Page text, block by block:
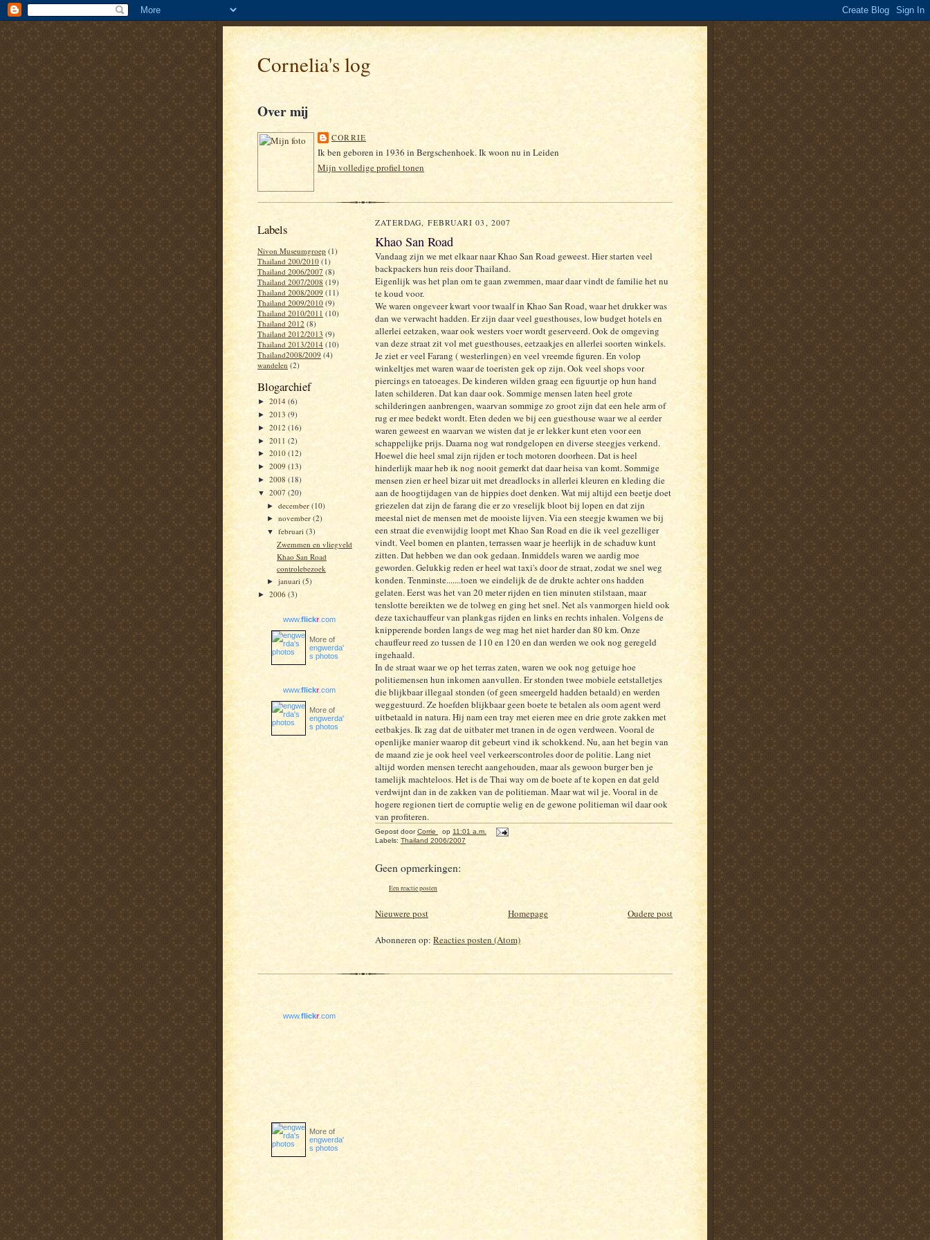
Cornelia's log
Over mij
CORRIE
Ik ben geboren in 1936 in Bergschenhoek. Ik woon nu in Leiden
Mijn volledige profiel tonen
Labels
Nivon Museumgroep (1)
Thailand 200/2010 (1)
Thailand 2006/2007 (8)
Thailand 2007/2008 (19)
Thailand 2008/2009 (11)
Thailand 2009/2010 (9)
Thailand 2010/2011 (10)
Thailand 2012 (8)
Thailand 2012/2013 (9)
Thailand 2013/2014 (10)
Thailand2008/2009 (4)
wandelen (2)
Blogarchief
► 2014 (6)
► 2013 (9)
► 2012 (16)
► 2011 (2)
► 2010 (12)
► 2009 (13)
► 2008 (18)
▼ 2007 (20)
►december(10)
►november(2)
▼februari(3)
Zwemmen en vliegveld
Khao San Road
controlebezoek
►januari(5)
► 2006 (3)
www.flickr.com
More of
engwerda'
s photos
www.flickr.com
More of
engwerda'
s photos
ZATERDAG, FEBRUARI 03, 2007
Khao San Road
Vandaag zijn we met elkaar naar Khao San Road geweest. Hier starten veel
backpackers hun reis door Thailand.
Eigenlijk was het plan om te gaan zwemmen, maar daar vindt de familie het nu
te koud voor.
We waren ongeveer kwart voor twaalf in Khao San Road, waar het drukker was
dan we verwacht hadden. Er zijn daar veel guesthouses, low budget hotels en
allerlei eetzaken, waar ook westers voer wordt geserveerd. Ook de omgeving
van deze straat zit vol met guesthouses, eetzaakjes en allerlei soorten winkels.
Je ziet er veel Farang ( westerlingen) en veel vreemde figuren. En volop
winkeltjes met waren waar de toeristen gek op zijn. Ook veel shops voor
piercings en tatoeages. De kinderen wilden graag een figuurtje op hun hand
laten schilderen. Dat kan daar ook. Sommige mensen laten heel grote
schilderingen aanbrengen, waarvan sommige zo groot zijn dat een hele arm of
rug er mee bedekt wordt. Eten deden we bij een guesthouse waar we al eerder
waren geweest en waarvan we wisten dat je er lekker kunt eten voor een
schappelijke prijs. Daarna nog wat rondgelopen en diverse steegjes verkend.
Hoewel die heel smal zijn rijden er toch motoren doorheen. Dat is heel
hinderlijk maar heb ik nog nooit gemerkt dat daar heisa van komt. Sommige
mensen zien er heel bizar uit met dreadlocks in allerlei kleuren en kleding die
aan de hoogtijdagen van de hippies doet denken. Wat mij altijd een beetje doet
griezelen dat zijn de farang die er zo vreselijk bloot bij lopen en dat zijn
meestal niet de mensen met de mooiste lijven. Via een steegje kwamen we bij
een straat die evenwijdig loopt met Khao San Road en die ik veel gezelliger
vindt. Veel bomen en planten, terrassen waar je heerlijk in de schaduw kunt
zitten. Dat hebben we dan ook gedaan. Inmiddels waren we aardig moe
geworden. Gelukkig reden er heel wat taxi's door de straat, zodat we snel weg
konden. Tenminste.......toen we eindelijk de de drukte achter ons hadden
gelaten. Eerst was het van 20 meter rijden en tien minuten stilstaan, maar
tenslotte bereikten we de tolweg en ging het snel. Net als vanmorgen hield ook
deze taxichauffeur van plankgas rijden en links en rechts inhalen. Volgens de
knipperende borden langs de weg mag het niet harder dan 80 km. Onze
chauffeur reed zo tussen de 110 en 120 en dan werden we ook nog geregeld
ingehaald.
In de straat waar we op het terras zaten, waren we ook nog getuige hoe
politiemensen hun inkomen aanvullen. Er stonden twee mobiele eetstalletjes
die blijkbaar illegaal stonden (of geen smeergeld hadden betaald) en werden
weggestuurd. Ze hoefden blijkbaar geen boete te betalen als oom agent werd
uitbetaald in natura. Hij nam een tray met eieren mee en drie grote zakken met
eetbakjes. Ik zag dat de uitbater met tranen in de ogen verdween. Vooral de
openlijke manier waarop dit gebeurt vind ik schokkend. Nu, aan het begin van
de maand zie je ook heel veel verkeerscontroles door de politie. Lang niet
altijd worden mensen terecht aangehouden, maar als gewoon burger ben je
tamelijk machteloos. Het is de Thai way om de boete af te kopen en dat geld
verdwijnt dan in de zakken van de politieman. Maar wat wil je. Vooral in de
hogere regionen tiert de corruptie welig en de gewone politieman wil daar ook
van profiteren.
Gepost doorCorrie op 11:01 a.m.
Labels: Thailand 2006/2007
Geen opmerkingen:
Een reactie posten
Nieuwere post Oudere post
Homepage
Abonneren op: Reacties posten (Atom)
www.flickr.com
More of
engwerda'
s photos